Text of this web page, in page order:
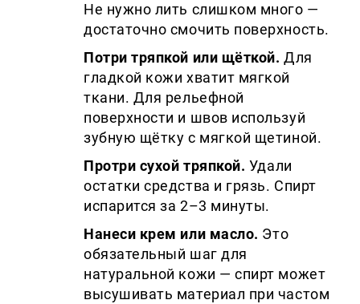
Не нужно лить слишком много —
достаточно смочить поверхность.
Потри тряпкой или щёткой. Для
гладкой кожи хватит мягкой
ткани. Для рельефной
поверхности и швов используй
зубную щётку с мягкой щетиной.
Протри сухой тряпкой. Удали
остатки средства и грязь. Спирт
испарится за 2–3 минуты.
Нанеси крем или масло. Это
обязательный шаг для
натуральной кожи — спирт может
высушивать материал при частом